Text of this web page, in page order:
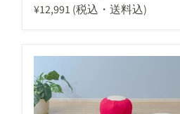
¥12,991 (税込・送料込)